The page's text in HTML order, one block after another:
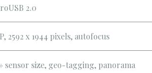
2.0
2592 х 1944 pixels, autofocus
sensor size, geo-tagging, panorama